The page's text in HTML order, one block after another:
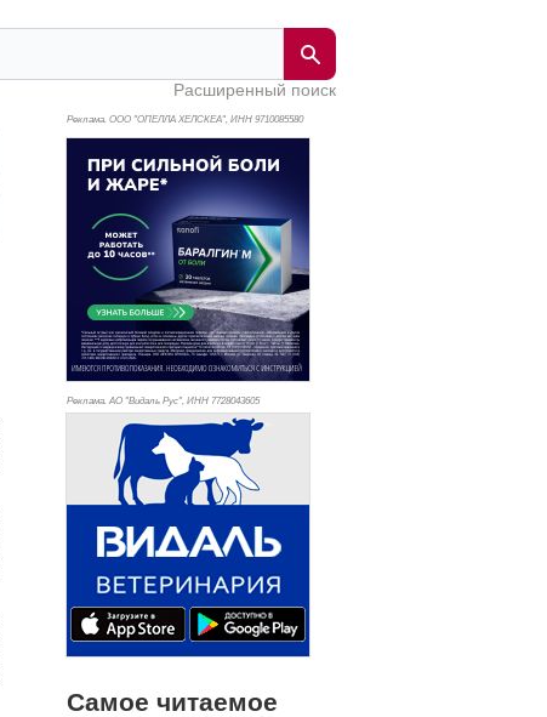
Расширенный поиск
Реклама. ООО "ОПЕЛЛА ХЕЛСКЕА", ИНН 9710085580
Реклама. АО "Видаль Рус", ИНН 7728043605
Самое читаемое